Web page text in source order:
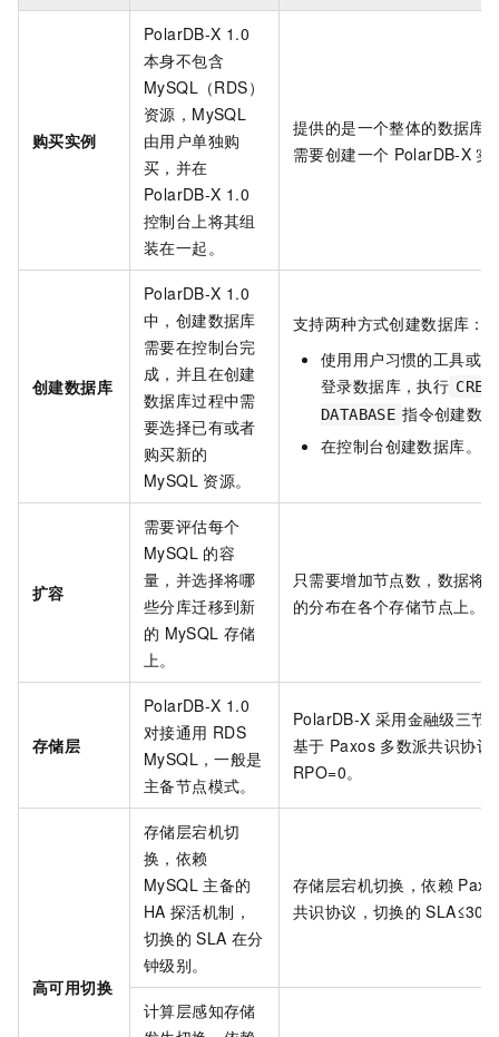
购买实例
PolarDB-X 1.0
本身不包含
MySQL（RDS）
资源，MySQL
由用户单独购
买，并在
PolarDB-X 1.0
控制台上将其组
装在一起。
提供的是一个整体的数据库
需要创建一个 PolarDB-X 实
创建数据库
PolarDB-X 1.0
中，创建数据库
需要在控制台完
成，并且在创建
数据库过程中需
要选择已有或者
购买新的
MySQL 资源。
支持两种方式创建数据库：
使用用户习惯的工具或者
登录数据库，执行
DATABASE 指令创建数
在控制台创建数据库。
扩容
需要评估每个
MySQL 的容
量，并选择将哪
些分库迁移到新
的 MySQL 存储
上。
只需要增加节点数，数据将
的分布在各个存储节点上。
存储层
PolarDB-X 1.0
对接通用 RDS
MySQL，一般是
主备节点模式。
PolarDB-X 采用金融级三节
基于 Paxos 多数派共识协议
RPO=0。
高可用切换
存储层宕机切
换，依赖
MySQL 主备的
HA 探活机制，
切换的 SLA 在分
钟级别。
存储层宕机切换，依赖
共识协议，切换的 SLA≤30
计算层感知存储